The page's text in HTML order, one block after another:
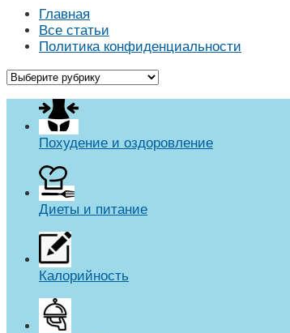
Главная
Все статьи
Политика конфиденциальности
Похудение и оздоровление
Диеты и питание
Калорийность